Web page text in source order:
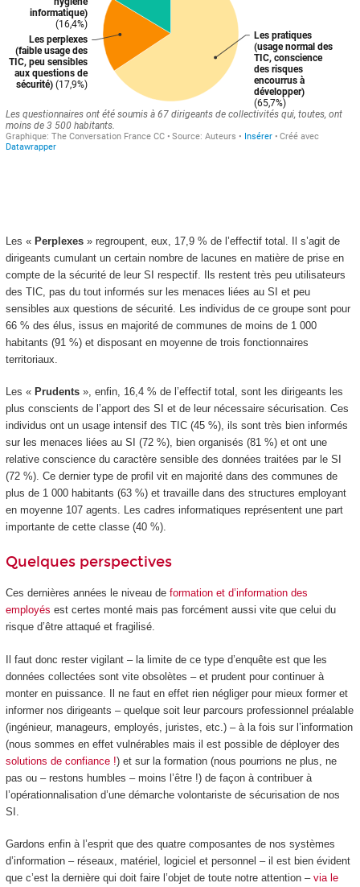
Les « Perplexes» regroupent, eux, 17,9 % de l’effectif total. Il s’agit de
dirigeants cumulant un certain nombre de lacunes en matière de prise en
compte de la sécurité de leur SI respectif. Ils restent très peu utilisateurs
des TIC, pas du tout informés sur les menaces liées au SI et peu
sensibles aux questions de sécurité. Les individus de ce groupe sont pour
66 % des élus, issus en majorité de communes de moins de 1 000
habitants (91 %) et disposant en moyenne de trois fonctionnaires
territoriaux.
Les « Prudents», enfin, 16,4 % de l’effectif total, sont les dirigeants les
plus conscients de l’apport des SI et de leur nécessaire sécurisation. Ces
individus ont un usage intensif des TIC (45 %), ils sont très bien informés
sur les menaces liées au SI (72 %), bien organisés (81 %) et ont une
relative conscience du caractère sensible des données traitées par le SI
(72 %). Ce dernier type de profil vit en majorité dans des communes de
plus de 1 000 habitants (63 %) et travaille dans des structures employant
en moyenne 107 agents. Les cadres informatiques représentent une part
importante de cette classe (40 %).
Quelques perspectives
Ces dernières années le niveau de formation et d’information des
employés est certes monté mais pas forcément aussi vite que celui du
risque d’être attaqué et fragilisé.
Il faut donc rester vigilant – la limite de ce type d’enquête est que les
données collectées sont vite obsolètes – et prudent pour continuer à
monter en puissance. Il ne faut en effet rien négliger pour mieux former et
informer nos dirigeants – quelque soit leur parcours professionnel préalable
(ingénieur, manageurs, employés, juristes, etc.) – à la fois sur l’information
(nous sommes en effet vulnérables mais il est possible de déployer des
solutions de confiance !) et sur la formation (nous pourrions ne plus, ne
pas ou – restons humbles – moins l’être !) de façon à contribuer à
l’opérationnalisation d’une démarche volontariste de sécurisation de nos
SI.
Gardons enfin à l’esprit que des quatre composantes de nos systèmes
d’information – réseaux, matériel, logiciel et personnel – il est bien évident
que c’est la dernière qui doit faire l’objet de toute notre attention – via le